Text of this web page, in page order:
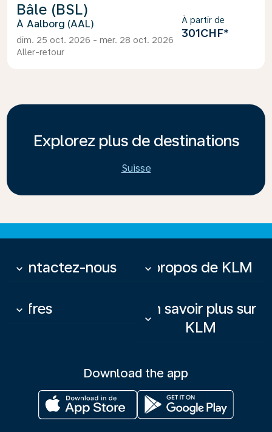
Bâle (BSL)
Aalborg (AAL)
dim. 25 oct. 2026 - mer. 28 oct. 2026
Aller-retour
À partir de
301CHF*
Explorez plus de destinations
Suisse
Contactez-nous
keyboard_arrow_down À propos de KLM
keyboard_arrow_down
Offres
keyboard_arrow_down
En savoir plus sur
KLM
keyboard_arrow_down
Download the app